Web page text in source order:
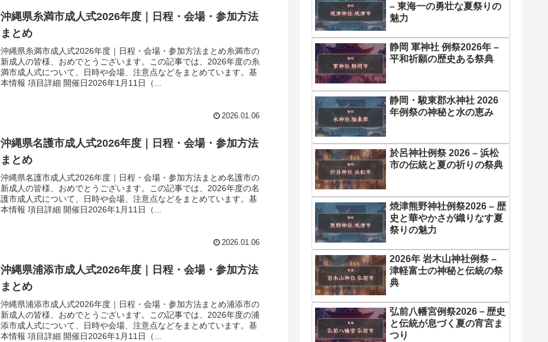
沖縄県糸満市成人式2026年度｜日程・会場・参加方法
まとめ
沖縄県糸満市成人式2026年度｜日程・会場・参加方法まとめ糸満市の
新成人の皆様、おめでとうございます。この記事では、2026年度の糸
満市成人式について、日時や会場、注意点などをまとめています。基
本情報 項目詳細 開催日2026年1月11日（...
2026.01.06
沖縄県名護市成人式2026年度｜日程・会場・参加方法
まとめ
沖縄県名護市成人式2026年度｜日程・会場・参加方法まとめ名護市の
新成人の皆様、おめでとうございます。この記事では、2026年度の名
護市成人式について、日時や会場、注意点などをまとめています。基
本情報 項目詳細 開催日2026年1月11日（...
2026.01.06
沖縄県浦添市成人式2026年度｜日程・会場・参加方法
まとめ
沖縄県浦添市成人式2026年度｜日程・会場・参加方法まとめ浦添市の
新成人の皆様、おめでとうございます。この記事では、2026年度の浦
添市成人式について、日時や会場、注意点などをまとめています。基
本情報 項目詳細 開催日2026年1月11日（...
– 東海一の勇壮な夏祭りの
魅力
静岡 軍神社 例祭2026年 –
平和祈願の歴史ある祭典
静岡・駿東郡水神社 2026
年例祭の神秘と水の恵み
於呂神社例祭 2026 – 浜松
市の伝統と夏の祈りの祭典
焼津熊野神社例祭2026 – 歴
史と華やかさが織りなす夏
祭りの魅力
2026年 岩木山神社例祭 –
津軽富士の神秘と伝統の祭
典
弘前八幡宮例祭2026－歴史
と伝統が息づく夏の宵宮ま
つり